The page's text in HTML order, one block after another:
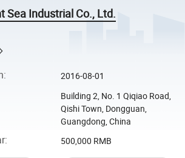
Sea Industrial Co., Ltd.
: 2016-08-01
Building 2, No. 1 Qiqiao Road,
Qishi Town, Dongguan,
Guangdong, China
: 500,000 RMB